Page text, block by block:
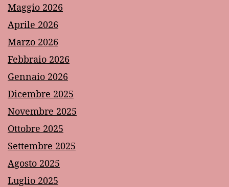
Maggio 2026
Aprile 2026
Marzo 2026
Febbraio 2026
Gennaio 2026
Dicembre 2025
Novembre 2025
Ottobre 2025
Settembre 2025
Agosto 2025
Luglio 2025